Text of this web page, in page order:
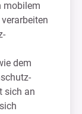
mobilem
dem
sich an